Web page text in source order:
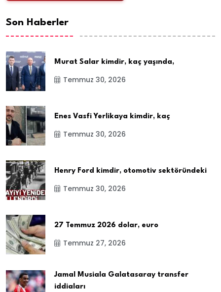
Son Haberler
Murat Salar kimdir, kaç yaşında,
Temmuz 30, 2026
Enes Vasfi Yerlikaya kimdir, kaç
Temmuz 30, 2026
Henry Ford kimdir, otomotiv sektöründeki
Temmuz 30, 2026
27 Temmuz 2026 dolar, euro
Temmuz 27, 2026
Jamal Musiala Galatasaray transfer
iddiaları